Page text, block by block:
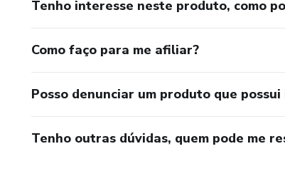
Tenho interesse neste produto, como
Como faço para me afiliar?
Posso denunciar um produto que
Tenho outras dúvidas, quem pode me